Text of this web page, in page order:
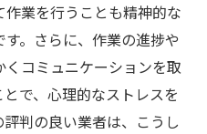
業を行うことも精神的な
。さらに、作業の進捗や
コミュニケーションを取
で、心理的なストレスを
判の良い業者は、こうし